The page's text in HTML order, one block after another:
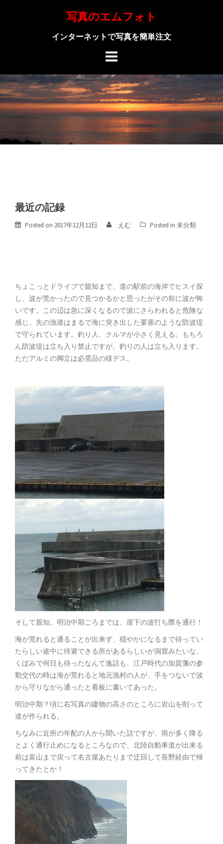
写真のエムフォト
インターネットで写真を簡単注文
最近の記録
Posted on 2017年12月12日 えむ Posted in 未分類
ちょこっとドライブで親知まで、道の駅前の海岸でヒスイ探
し、波が荒かったので見つかるかと思ったがその前に波が怖
いです。この辺は急に深くなるので波にさらわれると危険な
感じ、先の漁港はまるで海に突き出した要塞のような防波堤
で守られています。釣り人、クルマが小さく見える。もちろ
ん防波堤は立ち入り禁止ですが、釣りの人は立ち入ります。
ただアルミの脚立は必需品の様デス。
そして親知。明治中期ごろまでは、崖下の波打ち際を通行！
海が荒れると通ることが出来ず、穏やかになるまで待ってい
たらしい途中に待避できる所があるらしいが洞窟みたいな、
くぼみで何日も待ったなんて逸話も、江戸時代の加賀藩の参
勤交代の時は海が荒れると地元漁村の人が、手をつないで波
から守りながら通ったと看板に書いてあった。
明治中期？頃に右写真の建物の高さのところに岩山を削って
道が作られる。
ちなみに近所の年配の人から聞いた話ですが、雨が多く降る
とよく通行止めになるところなので、北陸自動車道が出来る
前は富山まで戻って名古屋あたりまで迂回して長野経由で帰
ってきたとか！